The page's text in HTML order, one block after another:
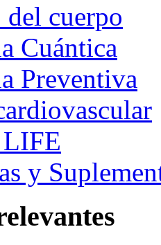
del cuerpo
Cuántica
Preventiva
LIFE
y